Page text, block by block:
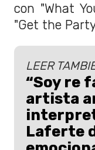
con "What
"Get the
LEER
“Soy re
artista
Laferte